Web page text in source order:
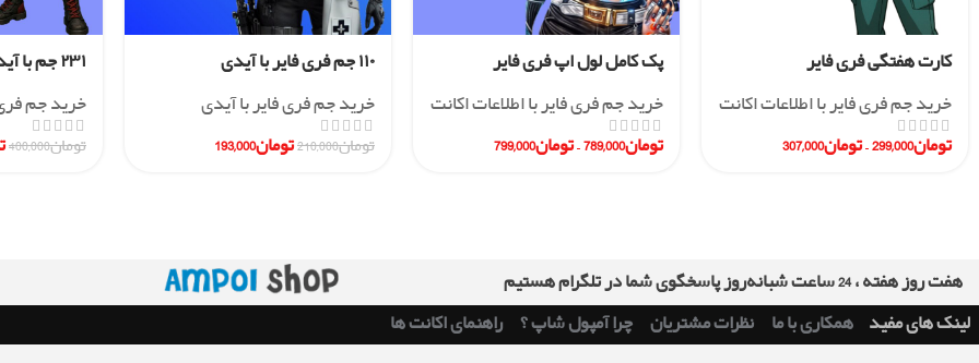
کارت هفتگی فری فایر
خرید جم فری فایر با اطلاعات اکانت
تومان299,000
–تومان307,000
پک کامل لول اپ فری فایر
خرید جم فری فایر با اطلاعات اکانت
تومان789,000
–تومان799,000
۱۱۰ جم فری فایر با آیدی
خرید جم فری فایر با آیدی
تومان210,000تومان193,000
۲۳۱ جم با آیدی
خرید جم
تومان400,000
هفت روز هفته ، 24 ساعت شبانه‌روز پاسخگوی شما در تلگرام هستیم
لینک های مفید همکاری با ما نظرات مشتریان چرا آمپول شاپ ؟ راهنمای اکانت ها